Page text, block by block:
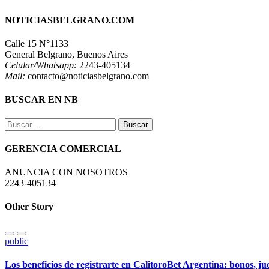
NOTICIASBELGRANO.COM
Calle 15 N°1133
General Belgrano, Buenos Aires
Celular/Whatsapp: 2243-405134
Mail: contacto@noticiasbelgrano.com
BUSCAR EN NB
Buscar:
GERENCIA COMERCIAL
ANUNCIA CON NOSOTROS
2243-405134
Other Story
public
Los beneficios de registrarte en CalitoroBet Argentina: bonos,